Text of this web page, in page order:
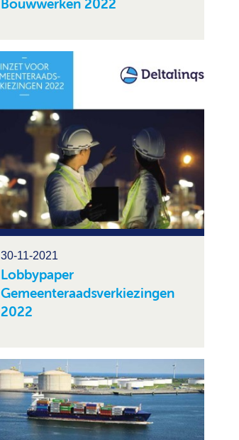
Bouwwerken 2022
30-11-2021
Lobbypaper
Gemeenteraadsverkiezingen
2022